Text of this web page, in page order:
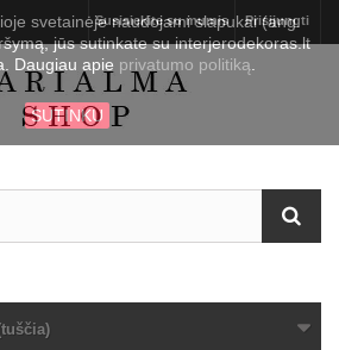
Prisijungti
Susisiekite su mumis
svetainėje naudojami slapukai (ang.
jūs sutinkate su interjerodekoras.lt
Daugiau apie privatumo politiką
SUTINKU